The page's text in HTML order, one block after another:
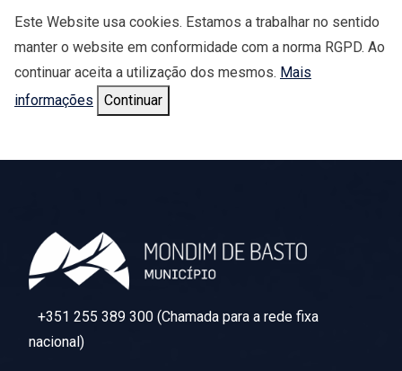
Este Website usa cookies. Estamos a trabalhar no sentido
manter o website em conformidade com a norma RGPD. Ao
continuar aceita a utilização dos mesmos. Mais
informações
Continuar
+351 255 389 300 (Chamada para a rede fixa
nacional)